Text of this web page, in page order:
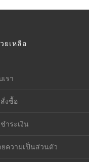
ยเหลือ
เรา
งซื้อ
ำระเงิน
ความเป็นส่วนตัว